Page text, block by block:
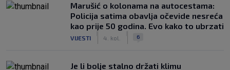
Marušić o kolonama na autocestama:
Policija satima obavlja očevide nesreća
kao prije 50 godina. Evo kako to ubrzati
VIJESTI 4. kol. 6
Je li bolje stalno držati klimu